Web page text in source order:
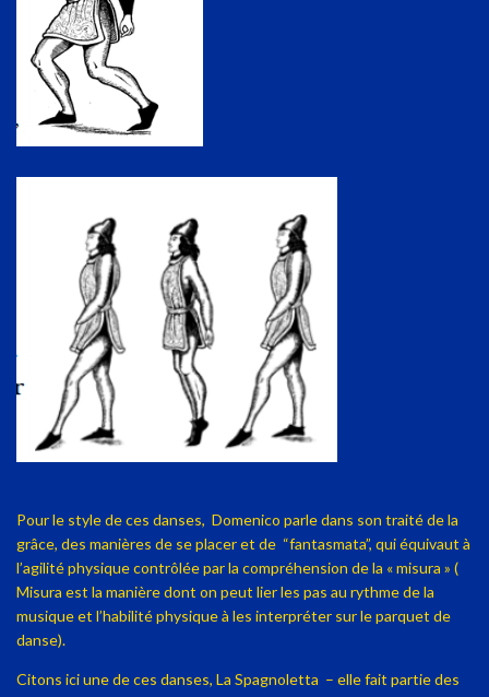
Pour le style de ces danses, Domenico parle dans son traité de la
grâce, des manières de se placer et de “fantasmata”, qui équivaut à
l’agilité physique contrôlée par la compréhension de la « misura » (
Misura est la manière dont on peut lier les pas au rythme de la
musique et l’habilité physique à les interpréter sur le parquet de
danse).
Citons ici une de ces danses, La Spagnoletta – elle fait partie des